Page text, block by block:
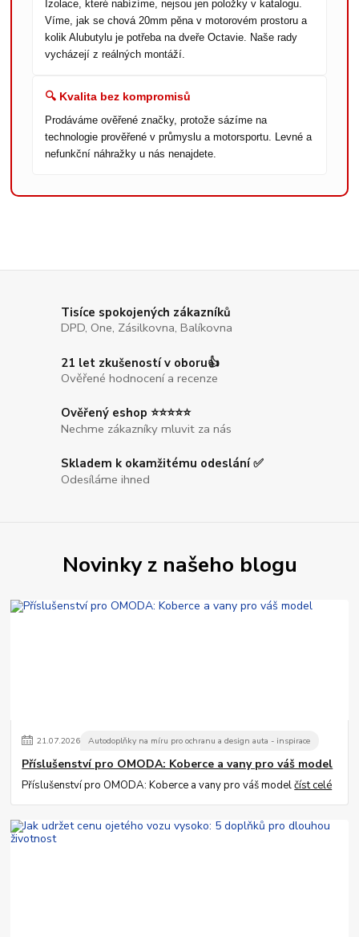
Izolace, které nabízíme, nejsou jen položky v katalogu.
Víme, jak se chová 20mm pěna v motorovém prostoru a
kolik Alubutylu je potřeba na dveře Octavie. Naše rady
vycházejí z reálných montáží.
🔍 Kvalita bez kompromisů
Prodáváme ověřené značky, protože sázíme na
technologie prověřené v průmyslu a motorsportu. Levné a
nefunkční náhražky u nás nenajdete.
Tisíce spokojených zákazníků
DPD, One, Zásilkovna, Balíkovna
21 let zkušeností v oboru👍
Ověřené hodnocení a recenze
Ověřený eshop ⭐⭐⭐⭐⭐
Nechme zákazníky mluvit za nás
Skladem k okamžitému odeslání ✅
Odesíláme ihned
Novinky z našeho blogu
21.07.2026 Autodoplňky na míru pro ochranu a design auta - inspirace
Příslušenství pro OMODA: Koberce a vany pro váš model
Příslušenství pro OMODA: Koberce a vany pro váš modelčíst celé